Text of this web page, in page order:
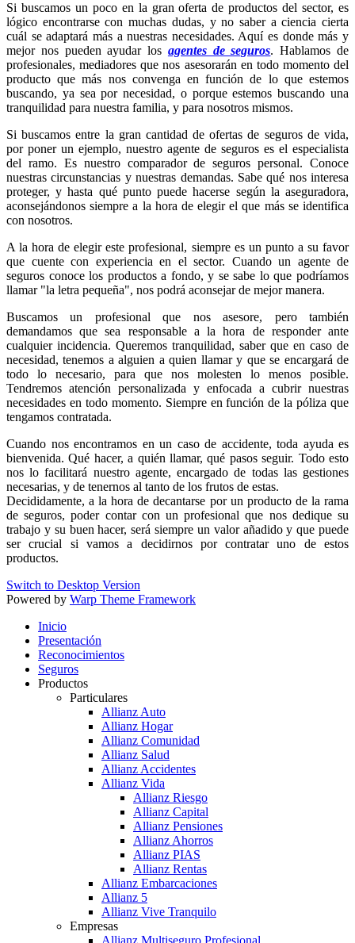
Si buscamos un poco en la gran oferta de productos del sector, es
lógico encontrarse con muchas dudas, y no saber a ciencia cierta
cuál se adaptará más a nuestras necesidades. Aquí es donde más y
mejor nos pueden ayudar los agentes de seguros. Hablamos de
profesionales, mediadores que nos asesorarán en todo momento del
producto que más nos convenga en función de lo que estemos
buscando, ya sea por necesidad, o porque estemos buscando una
tranquilidad para nuestra familia, y para nosotros mismos.
Si buscamos entre la gran cantidad de ofertas de seguros de vida,
por poner un ejemplo, nuestro agente de seguros es el especialista
del ramo. Es nuestro comparador de seguros personal. Conoce
nuestras circunstancias y nuestras demandas. Sabe qué nos interesa
proteger, y hasta qué punto puede hacerse según la aseguradora,
aconsejándonos siempre a la hora de elegir el que más se identifica
con nosotros.
A la hora de elegir este profesional, siempre es un punto a su favor
que cuente con experiencia en el sector. Cuando un agente de
seguros conoce los productos a fondo, y se sabe lo que podríamos
llamar "la letra pequeña", nos podrá aconsejar de mejor manera.
Buscamos un profesional que nos asesore, pero también
demandamos que sea responsable a la hora de responder ante
cualquier incidencia. Queremos tranquilidad, saber que en caso de
necesidad, tenemos a alguien a quien llamar y que se encargará de
todo lo necesario, para que nos molesten lo menos posible.
Tendremos atención personalizada y enfocada a cubrir nuestras
necesidades en todo momento. Siempre en función de la póliza que
tengamos contratada.
Cuando nos encontramos en un caso de accidente, toda ayuda es
bienvenida. Qué hacer, a quién llamar, qué pasos seguir. Todo esto
nos lo facilitará nuestro agente, encargado de todas las gestiones
necesarias, y de tenernos al tanto de los frutos de estas.
Decididamente, a la hora de decantarse por un producto de la rama
de seguros, poder contar con un profesional que nos dedique su
trabajo y su buen hacer, será siempre un valor añadido y que puede
ser crucial si vamos a decidirnos por contratar uno de estos
productos.
Switch to Desktop Version
Powered by Warp Theme Framework
Inicio
Presentación
Reconocimientos
Seguros
Productos
Particulares
Allianz Auto
Allianz Hogar
Allianz Comunidad
Allianz Salud
Allianz Accidentes
Allianz Vida
Allianz Riesgo
Allianz Capital
Allianz Pensiones
Allianz Ahorros
Allianz PIAS
Allianz Rentas
Allianz Embarcaciones
Allianz 5
Allianz Vive Tranquilo
Empresas
Allianz Multiseguro Profesional